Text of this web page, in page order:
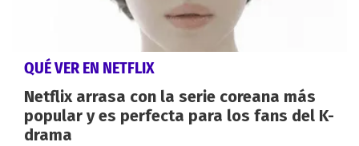
QUÉ VER EN NETFLIX
Netflix arrasa con la serie coreana más
popular y es perfecta para los fans del K-
drama